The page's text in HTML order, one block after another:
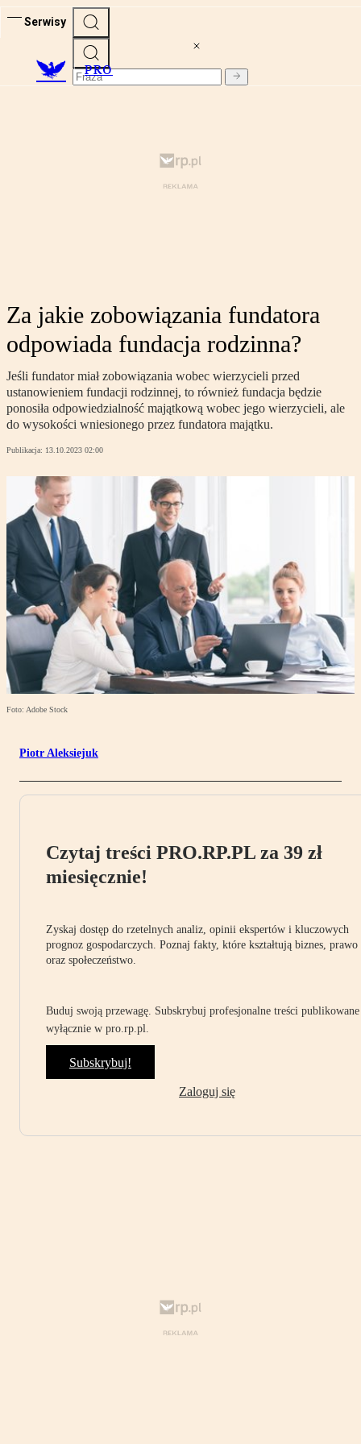
Serwisy
PRO
Za jakie zobowiązania fundatora
odpowiada fundacja rodzinna?
Jeśli fundator miał zobowiązania wobec wierzycieli przed
ustanowieniem fundacji rodzinnej, to również fundacja będzie
ponosiła odpowiedzialność majątkową wobec jego wierzycieli, ale
do wysokości wniesionego przez fundatora majątku.
Publikacja: 13.10.2023 02:00
Foto: Adobe Stock
Piotr Aleksiejuk
Czytaj treści PRO.RP.PL za 39 zł
miesięcznie!
Zyskaj dostęp do rzetelnych analiz, opinii ekspertów i kluczowych
prognoz gospodarczych. Poznaj fakty, które kształtują biznes, prawo
oraz społeczeństwo.
Buduj swoją przewagę. Subskrybuj profesjonalne treści publikowane
wyłącznie w pro.rp.pl.
Subskrybuj!
Zaloguj się